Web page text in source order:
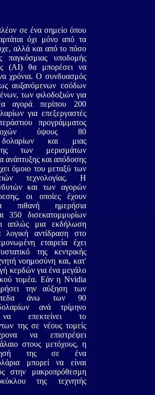
σε ένα σημείο όπου
όχι μόνο από τα
αλλά και από το πόσο
παγκόσμιας υποδομής
(AI) θα μπορέσει να
χρόνια. Ο συνδυασμός
αυξανόμενων εσόδων
των φιλοδοξιών για
αγορά περίπου 200
για επεξεργαστές
προγράμματος
ύψους 80
δολαρίων και μιας
των μερισμάτων
ανάπτυξης και απόδοσης
όμοιο του μεταξύ των
τεχνολογίας. Η
και των αγορών
οι οποίες έχουν
πιθανή ημερήσια
350 δισεκατομμυρίων
απλώς μια εκδήλωση
λογική αντίδραση στο
εταιρεία έχει
της κεντρικής
νοημοσύνη και, κατ'
κερδών για ένα μεγάλο
τομέα. Εάν η Nvidia
την αύξηση των
άνω των 90
ανά τρίμηνο
να επεκτείνει το
της σε νέους τομείς
να επιστρέψει
στους μετόχους, η
της σε ένα
μπορεί να είναι
στην μακροπρόθεσμη
της τεχνητής